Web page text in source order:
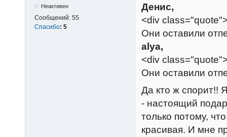
Неактивен
Сообщений: 55
Спасибо: 5
Денис,
<div
Они оставили
alya,
<div
Они оставили
Да кто ж спорит!!
- настоящий
только потому,
красивая. И мне